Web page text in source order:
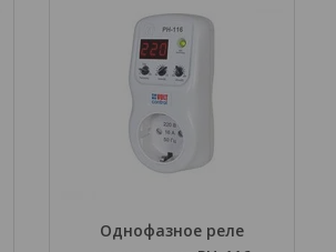
Однофазное реле